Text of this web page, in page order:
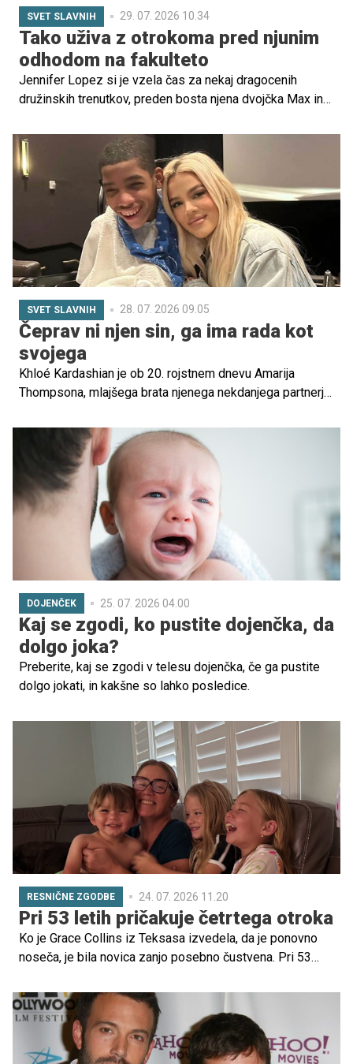
SVET SLAVNIH 29. 07. 2026 10.34
Tako uživa z otrokoma pred njunim
odhodom na fakulteto
Jennifer Lopez si je vzela čas za nekaj dragocenih
družinskih trenutkov, preden bosta njena dvojčka Max in
18-letnima otrokoma odpotovala v Rim, kjer so skupaj
raziskovali mesto, uživali v italijanski kulinariki in
ustvarjali spomine, ki bodo za vedno ostali v njihovem
družinskem albumu.
SVET SLAVNIH 28. 07. 2026 09.05
Čeprav ni njen sin, ga ima rada kot
svojega
Khloé Kardashian je ob 20. rojstnem dnevu Amarija
Thompsona, mlajšega brata njenega nekdanjega partnerja
mu namenila besede, ki so ganile številne oboževalce.
DOJENČEK 25. 07. 2026 04.00
Kaj se zgodi, ko pustite dojenčka, da
dolgo joka?
Preberite, kaj se zgodi v telesu dojenčka, če ga pustite
dolgo jokati, in kakšne so lahko posledice.
RESNIČNE ZGODBE 24. 07. 2026 11.20
Pri 53 letih pričakuje četrtega otroka
Ko je Grace Collins iz Teksasa izvedela, da je ponovno
noseča, je bila novica zanjo posebno čustvena. Pri 53
izkušnjo pa se je odločila deliti tudi z javnostjo. Z zgodbo
želi pokazati, da lahko ima življenje za različne ljudi
različne poti, tudi ko gre za materinstvo v zrelejših letih.